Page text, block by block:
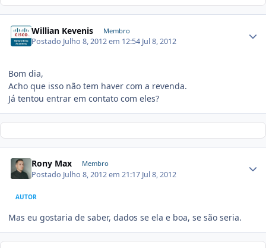
Willian Kevenis Membro
Postado Julho 8, 2012 em 12:54 Jul 8, 2012
Bom dia,
Acho que isso não tem haver com a revenda.
Já tentou entrar em contato com eles?
Rony Max Membro
Postado Julho 8, 2012 em 21:17 Jul 8, 2012
AUTOR
Mas eu gostaria de saber, dados se ela e boa, se são seria.